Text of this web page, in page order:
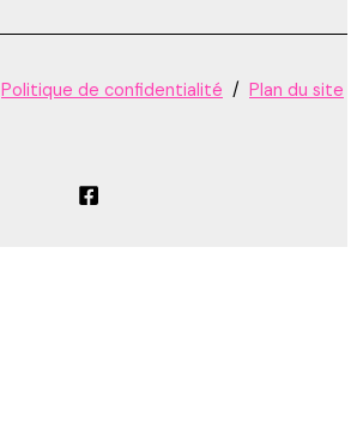
Politique de confidentialité / Plan du site